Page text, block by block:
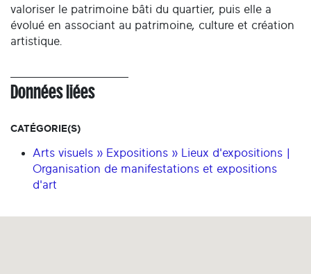
valoriser le patrimoine bâti du quartier, puis elle a
évolué en associant au patrimoine, culture et création
artistique.
Données liées
CATÉGORIE(S)
Arts visuels » Expositions » Lieux d'expositions |
Organisation de manifestations et expositions
d'art